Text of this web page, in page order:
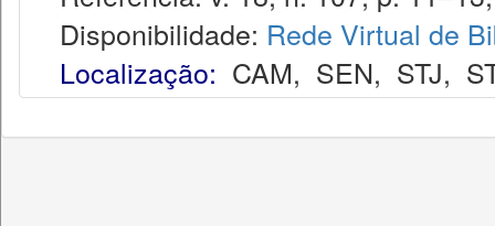
Disponibilidade: Rede Virtual de
Localização: CAM, SEN, STJ,